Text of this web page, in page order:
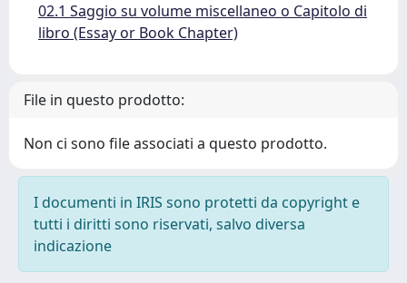
02.1 Saggio su volume miscellaneo o Capitolo di
libro (Essay or Book Chapter)
File in questo prodotto:
Non ci sono file associati a questo prodotto.
I documenti in IRIS sono protetti da copyright e
tutti i diritti sono riservati, salvo diversa
indicazione